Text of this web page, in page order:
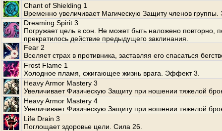
Chant of Shielding 1
Временно увеличивает Магическую Защиту членов
Dreaming Spirit 3
Погружает цель в сон. Не может быть наложено повторно,
прекратилось действие предыдущего заклинания.
Fear 2
Вселяет страх в противника, заставляя его спасаться
Frost Flame 1
Холодное пламя, сжигающее жизнь врага. Эффект 3.
Heavy Armor Mastery 3
Увеличивает Физическую Защиту при ношении тяжелой
Heavy Armor Mastery 4
Увеличивает Физическую Защиту при ношении тяжелой
Life Drain 3
Поглощает здоровье цели. Сила 26.